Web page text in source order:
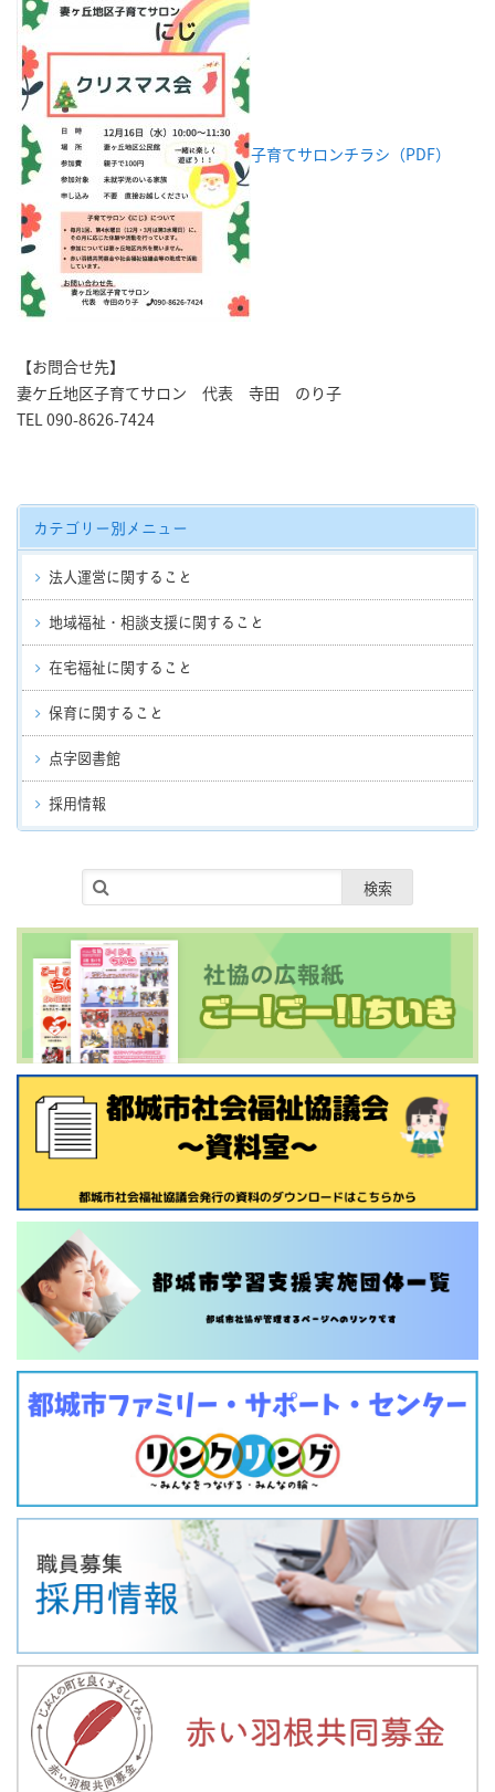
子育てサロンチラシ（PDF）
【お問合せ先】
妻ケ丘地区子育てサロン 代表 寺田 のり子
TEL 090-8626-7424
カテゴリー別メニュー
法人運営に関すること
地域福祉・相談支援に関すること
在宅福祉に関すること
保育に関すること
点字図書館
採用情報